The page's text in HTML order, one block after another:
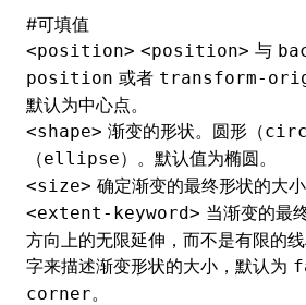
#可填值
<position> <position> 与
position 或者 transform-
默认为中心点。
<shape> 渐变的形状。圆形（
（ellipse）。默认值为椭圆。
<size> 确定渐变的最终形状的大小
<extent-keyword> 当渐变的最
方向上的无限延伸，而不是有限的
字来描述渐变形状的大小，默认为
corner。